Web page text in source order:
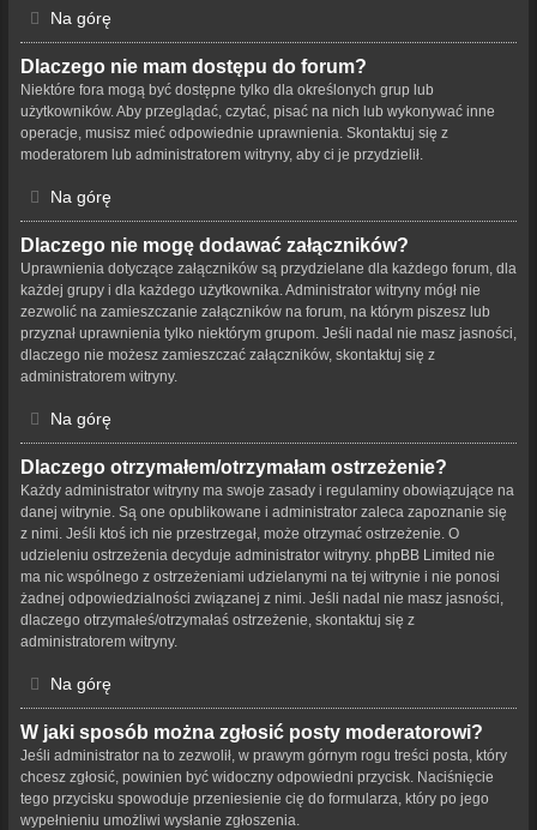
Na górę
Dlaczego nie mam dostępu do forum?
Niektóre fora mogą być dostępne tylko dla określonych grup lub
użytkowników. Aby przeglądać, czytać, pisać na nich lub wykonywać inne
operacje, musisz mieć odpowiednie uprawnienia. Skontaktuj się z
moderatorem lub administratorem witryny, aby ci je przydzielił.
Na górę
Dlaczego nie mogę dodawać załączników?
Uprawnienia dotyczące załączników są przydzielane dla każdego forum, dla
każdej grupy i dla każdego użytkownika. Administrator witryny mógł nie
zezwolić na zamieszczanie załączników na forum, na którym piszesz lub
przyznał uprawnienia tylko niektórym grupom. Jeśli nadal nie masz jasności,
dlaczego nie możesz zamieszczać załączników, skontaktuj się z
administratorem witryny.
Na górę
Dlaczego otrzymałem/otrzymałam ostrzeżenie?
Każdy administrator witryny ma swoje zasady i regulaminy obowiązujące na
danej witrynie. Są one opublikowane i administrator zaleca zapoznanie się
z nimi. Jeśli ktoś ich nie przestrzegał, może otrzymać ostrzeżenie. O
udzieleniu ostrzeżenia decyduje administrator witryny. phpBB Limited nie
ma nic wspólnego z ostrzeżeniami udzielanymi na tej witrynie i nie ponosi
żadnej odpowiedzialności związanej z nimi. Jeśli nadal nie masz jasności,
dlaczego otrzymałeś/otrzymałaś ostrzeżenie, skontaktuj się z
administratorem witryny.
Na górę
W jaki sposób można zgłosić posty moderatorowi?
Jeśli administrator na to zezwolił, w prawym górnym rogu treści posta, który
chcesz zgłosić, powinien być widoczny odpowiedni przycisk. Naciśnięcie
tego przycisku spowoduje przeniesienie cię do formularza, który po jego
wypełnieniu umożliwi wysłanie zgłoszenia.